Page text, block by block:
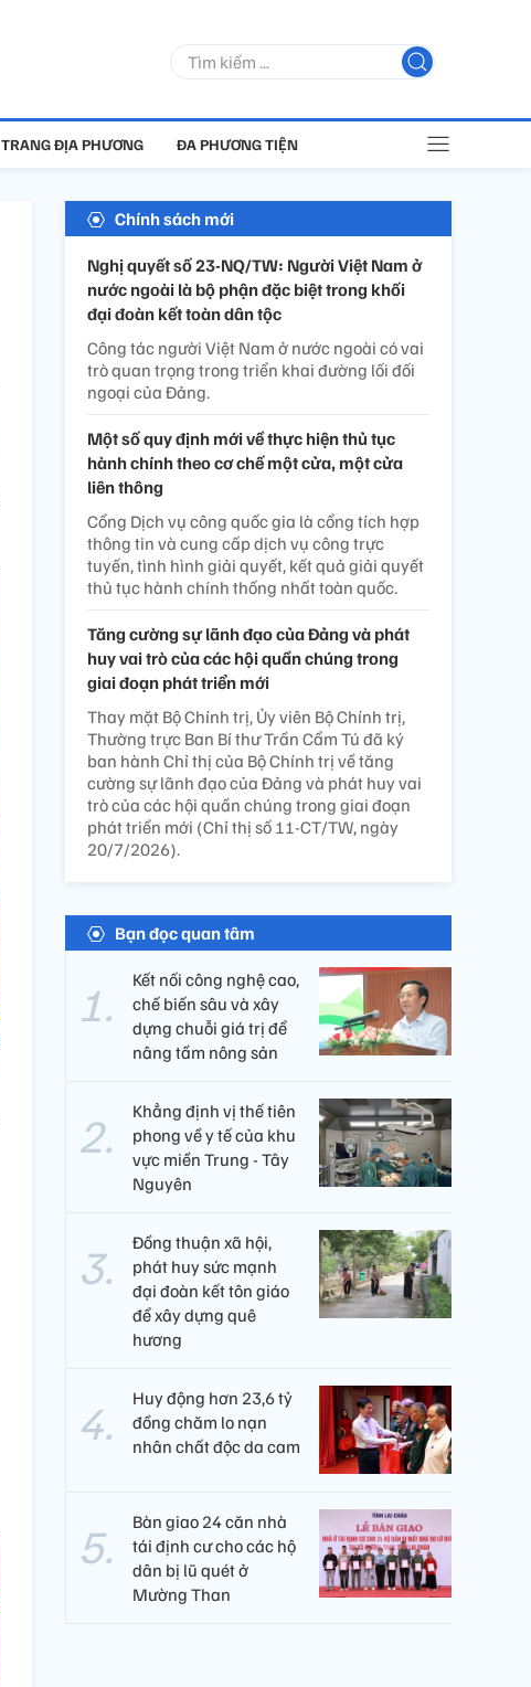
TRANG ĐỊA PHƯƠNG ĐA PHƯƠNG TIỆN
Chính sách mới
Nghị quyết số 23-NQ/TW: Người Việt Nam ở
nước ngoài là bộ phận đặc biệt trong khối
đại đoàn kết toàn dân tộc
Công tác người Việt Nam ở nước ngoài có vai
trò quan trọng trong triển khai đường lối đối
ngoại của Đảng.
Một số quy định mới về thực hiện thủ tục
hành chính theo cơ chế một cửa, một cửa
liên thông
Cổng Dịch vụ công quốc gia là cổng tích hợp
thông tin và cung cấp dịch vụ công trực
tuyến, tình hình giải quyết, kết quả giải quyết
thủ tục hành chính thống nhất toàn quốc.
Tăng cường sự lãnh đạo của Đảng và phát
huy vai trò của các hội quần chúng trong
giai đoạn phát triển mới
Thay mặt Bộ Chính trị, Ủy viên Bộ Chính trị,
Thường trực Ban Bí thư Trần Cẩm Tú đã ký
ban hành Chỉ thị của Bộ Chính trị về tăng
cường sự lãnh đạo của Đảng và phát huy vai
trò của các hội quần chúng trong giai đoạn
phát triển mới (Chỉ thị số 11-CT/TW, ngày
20/7/2026).
Bạn đọc quan tâm
Kết nối công nghệ cao,
chế biến sâu và xây
dựng chuỗi giá trị để
nâng tầm nông sản
Khẳng định vị thế tiên
phong về y tế của khu
vực miền Trung - Tây
Nguyên ​
Đồng thuận xã hội,
phát huy sức mạnh
đại đoàn kết tôn giáo
để xây dựng quê
hương
Huy động hơn 23,6 tỷ
đồng chăm lo nạn
nhân chất độc da cam
Bàn giao 24 căn nhà
tái định cư cho các hộ
dân bị lũ quét ở
Mường Than